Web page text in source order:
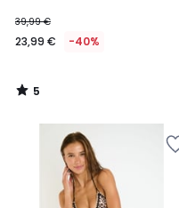
39,99 €
23,99 € -40%
5
/